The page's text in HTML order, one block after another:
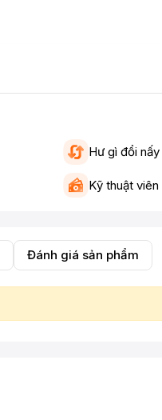
Hư gì đổi nấy
Kỹ thuật
Đánh giá sản phẩm